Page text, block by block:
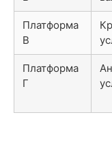
Платформа
В
Платформа
Г